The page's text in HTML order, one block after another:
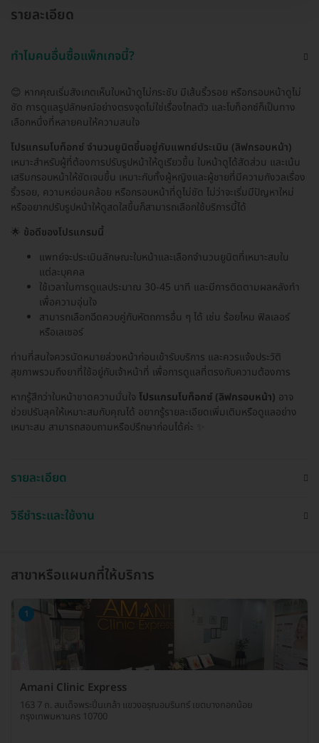
รายละเอียด
ทำไมคนอื่นซื้อแพ็กเกจนี้?
😊 หากคุณเริ่มสังเกตเห็นใบหน้าดูไม่กระชับ มีเส้นริ้วรอย หรือกรอบหน้าดูไม่
ชัด การดูแลรูปลักษณ์อย่างตรงจุดไม่ใช่เรื่องไกลตัว และโบท็อกซ์ก็เป็นทาง
เลือกหนึ่งที่หลายคนให้ความสนใจ
โปรแกรมโบท็อกซ์ จำนวนยูนิตขึ้นอยู่กับแพทย์ประเมิน (ลิฟกรอบหน้า)
เหมาะสำหรับผู้ที่ต้องการปรับรูปหน้าให้ดูเรียวขึ้น ใบหน้าดูได้สัดส่วน และเน้น
เสริมกรอบหน้าให้ชัดเจนขึ้น เหมาะกับทั้งผู้หญิงและผู้ชายที่มีความกังวลเรื่อง
ริ้วรอย, ความหย่อนคล้อย หรือกรอบหน้าที่ดูไม่ชัด ไม่ว่าจะเริ่มมีปัญหาใหม่
หรืออยากปรับรูปหน้าให้ดูสดใสขึ้นก็สามารถเลือกใช้บริการนี้ได้
🌟 ข้อดีของโปรแกรมนี้
แพทย์จะประเมินลักษณะใบหน้าและเลือกจำนวนยูนิตที่เหมาะสมใน
แต่ละบุคคล
ใช้เวลาในการดูแลประมาณ 30-45 นาที และมีการติดตามผลหลังทำ
เพื่อความอุ่นใจ
สามารถเลือกฉีดควบคู่กับหัตถการอื่น ๆ ได้ เช่น ร้อยไหม ฟิลเลอร์
หรือเลเซอร์
ท่านที่สนใจควรนัดหมายล่วงหน้าก่อนเข้ารับบริการ และควรแจ้งประวัติ
สุขภาพรวมถึงยาที่ใช้อยู่กับเจ้าหน้าที่ เพื่อการดูแลที่ตรงกับความต้องการ
หากรู้สึกว่าใบหน้าขาดความมั่นใจ โปรแกรมโบท็อกซ์ (ลิฟกรอบหน้า) อาจ
ช่วยปรับลุคให้เหมาะสมกับคุณได้ อยากรู้รายละเอียดเพิ่มเติมหรือดูแลอย่าง
เหมาะสม สามารถสอบถามหรือปรึกษาก่อนได้ค่ะ ✨
รายละเอียด
วิธีชำระและใช้งาน
สาขาหรือแผนกที่ให้บริการ
1
Amani Clinic Express
163 7 ถ. สมเด็จพระปิ่นเกล้า แขวงอรุณอมรินทร์ เขตบางกอกน้อย
กรุงเทพมหานคร 10700